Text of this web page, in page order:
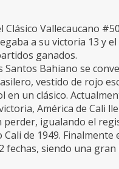
Clásico Vallecaucano
a su victoria 13 y
ganados.
Santos Bahiano se
vestido de rojo
en un clásico.
América de Cali
perder, igualando el
de 1949. Finalmente
fechas, siendo una